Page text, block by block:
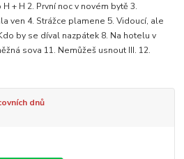
+ H 2. První noc v novém bytě 3.
ven 4. Strážce plamene 5. Vidoucí, ale
by se díval nazpátek 8. Na hotelu v
sova 11. Nemůžeš usnout III. 12.
dnů